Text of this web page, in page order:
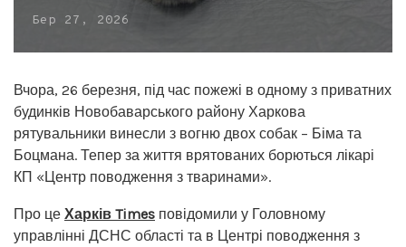
Бер 27, 2026
Вчора, 26 березня, під час пожежі в одному з приватних
будинків Новобаварського району Харкова
рятувальники винесли з вогню двох собак – Біма та
Боцмана. Тепер за життя врятованих борються лікарі
КП «Центр поводження з тваринами».
Про це Харків Times повідомили у Головному
управлінні ДСНС області та в Центрі поводження з